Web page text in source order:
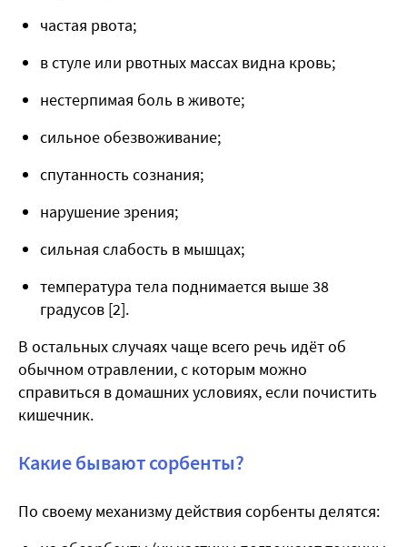
частая рвота;
в стуле или рвотных массах видна кровь;
нестерпимая боль в животе;
сильное обезвоживание;
спутанность сознания;
нарушение зрения;
сильная слабость в мышцах;
температура тела поднимается выше 38
градусов [2].
В остальных случаях чаще всего речь идёт об
обычном отравлении, с которым можно
справиться в домашних условиях, если почистить
кишечник.
Какие бывают сорбенты?
По своему механизму действия сорбенты делятся: